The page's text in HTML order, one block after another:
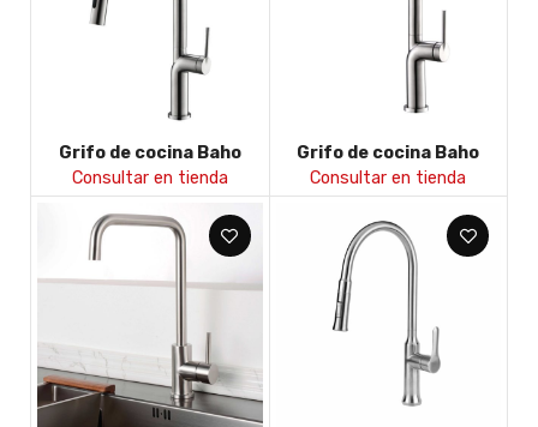
Grifo de cocina Baho
Acero 11
Consultar en tienda
Grifo de cocina Baho
Acero 12
Consultar en tienda